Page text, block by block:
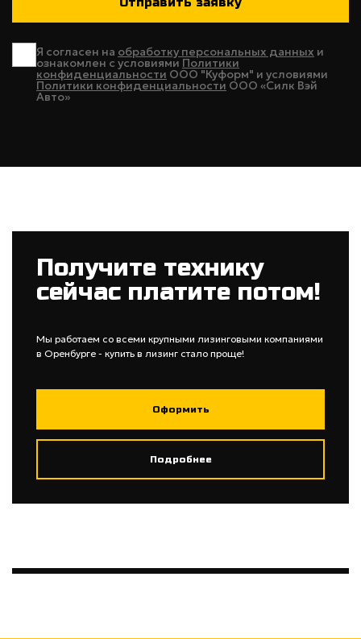
Я согласен на обработку персональных данных и
ознакомлен с условиями Политики
конфиденциальности ООО "Куформ" и условиями
Политики конфиденциальности ООО «Силк Вэй
Авто»
Получите технику
сейчас платите потом!
Мы работаем со всеми крупными лизинговыми компаниями
в Оренбурге - купить в лизинг стало проще!
Оформить
Подробнее